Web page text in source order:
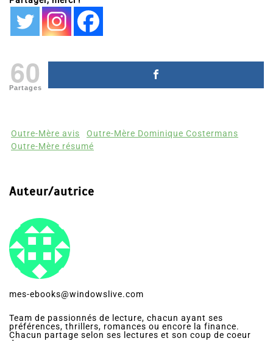
60
Partages
Outre-Mère avis
Outre-Mère Dominique Costermans
Outre-Mère résumé
Auteur/autrice
mes-ebooks@windowslive.com
Team de passionnés de lecture, chacun ayant ses
préférences, thrillers, romances ou encore la finance.
Chacun partage selon ses lectures et son coup de coeur